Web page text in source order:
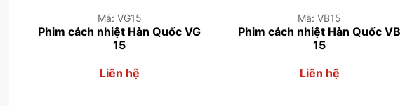
Mã: VG15
Phim cách nhiệt Hàn Quốc VG
15
Liên hệ
Mã: VB15
Phim cách nhiệt Hàn Quốc VB
15
Liên hệ